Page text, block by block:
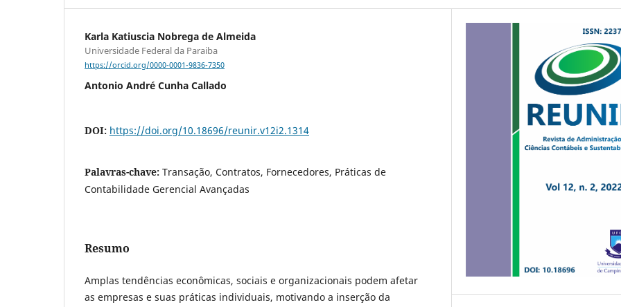
Karla Katiuscia Nobrega de Almeida
Universidade Federal da Paraiba
https://orcid.org/0000-0001-9836-7350
Antonio André Cunha Callado
DOI: https://doi.org/10.18696/reunir.v12i2.1314
Palavras-chave: Transação, Contratos, Fornecedores, Práticas de
Contabilidade Gerencial Avançadas
Resumo
Amplas tendências econômicas, sociais e organizacionais podem afetar
as empresas e suas práticas individuais, motivando a inserção da